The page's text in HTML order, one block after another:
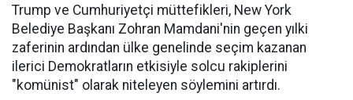
Trump ve Cumhuriyetçi müttefikleri, New York
Belediye Başkanı Zohran Mamdani'nin geçen yılki
zaferinin ardından ülke genelinde seçim kazanan
ilerici Demokratların etkisiyle solcu rakiplerini
"komünist" olarak niteleyen söylemini artırdı.